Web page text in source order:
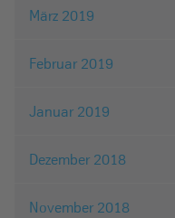
März 2019
Februar 2019
Januar 2019
Dezember 2018
November 2018